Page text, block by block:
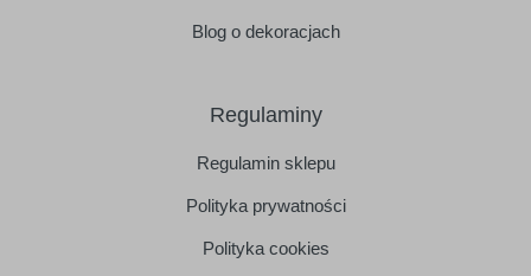
Blog o dekoracjach
Regulaminy
Regulamin sklepu
Polityka prywatności
Polityka cookies